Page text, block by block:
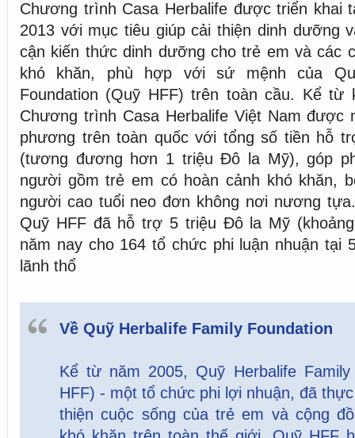
Chương trình Casa Herbalife được triển khai
2013 với mục tiêu giúp cải thiện dinh dưỡng
cận kiến thức dinh dưỡng cho trẻ em và các
khó khăn, phù hợp với sứ mệnh của
Foundation (Quỹ HFF) trên toàn cầu. Kể từ
Chương trình Casa Herbalife Việt Nam được
phương trên toàn quốc với tổng số tiền hỗ
(tương đương hơn 1 triệu Đô la Mỹ), góp
người gồm trẻ em có hoàn cảnh khó khăn,
người cao tuổi neo đơn không nơi nương
Quỹ HFF đã hỗ trợ 5 triệu Đô la Mỹ
năm nay cho 164 tổ chức phi luận nhuận tại
lãnh thổ
Về Quỹ Herbalife Family Foundation
Kể từ năm 2005, Quỹ Herbalife Family
HFF) - một tổ chức phi lợi nhuận, đã
thiện cuộc sống của trẻ em và cộng